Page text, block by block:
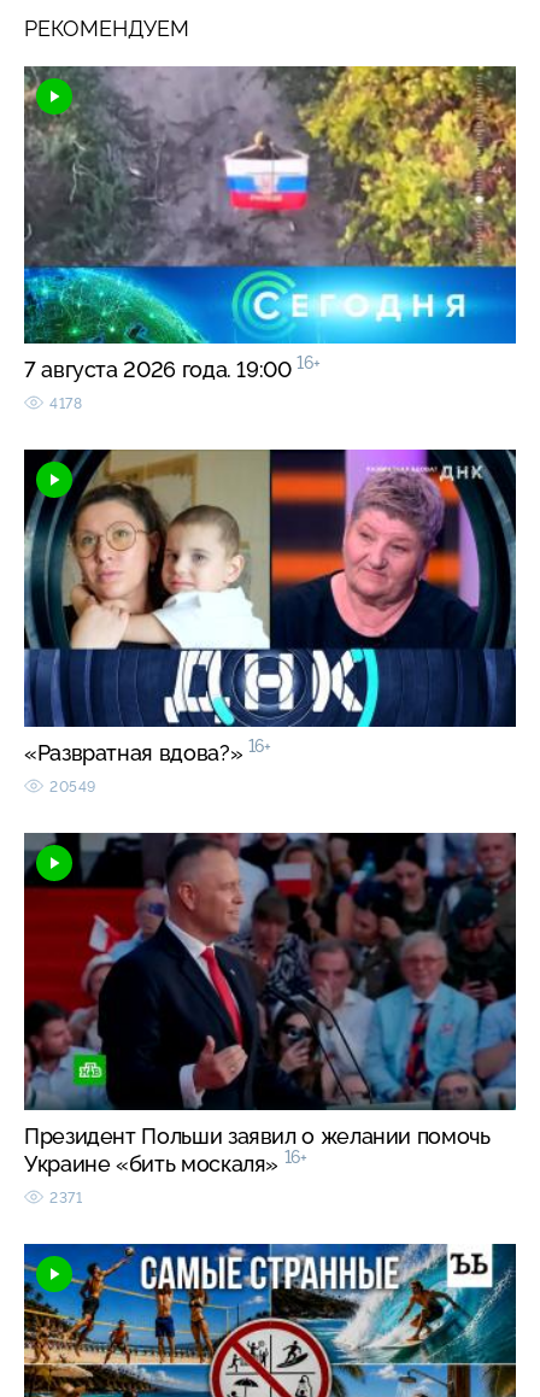
РЕКОМЕНДУЕМ
7 августа 2026 года. 19:00 16+
4178
«Развратная вдова?» 16+
20549
Президент Польши заявил о желании помочь
Украине «бить москаля» 16+
2371